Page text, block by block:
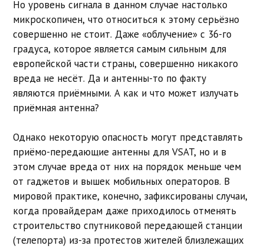
Но уровень сигнала в данном случае настолько
микроскопичен, что относиться к этому серьёзно
совершенно не стоит. Даже «облучение» с 36-го
градуса, которое является самым сильным для
европейской части страны, совершенно никакого
вреда не несёт. Да и антенны-то по факту
являются приёмными. А как и что может излучать
приёмная антенна?
Однако некоторую опасность могут представлять
приёмо-передающие антенны для VSAT, но и в
этом случае вреда от них на порядок меньше чем
от гаджетов и вышек мобильных операторов. В
мировой практике, конечно, зафиксированы случаи,
когда провайдерам даже приходилось отменять
строительство спутниковой передающей станции
(телепорта) из-за протестов жителей близлежащих